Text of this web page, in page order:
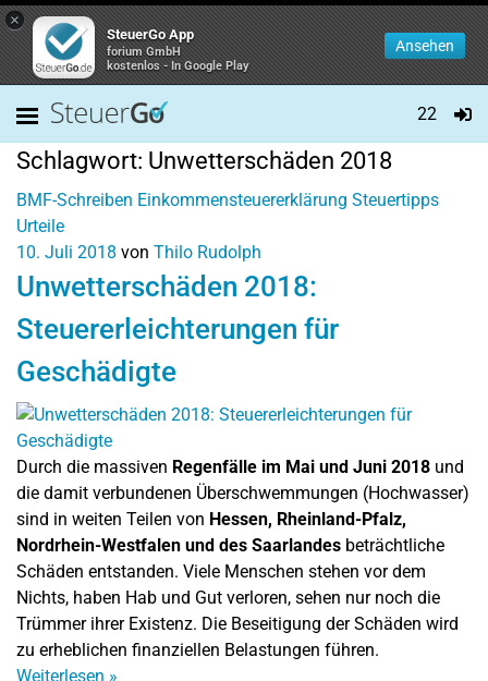
×
SteuerGo App
forium GmbH
kostenlos - In Google Play
Ansehen
22
Schlagwort: Unwetterschäden 2018
BMF-Schreiben Einkommensteuererklärung Steuertipps
Urteile
10. Juli 2018 von Thilo Rudolph
Unwetterschäden 2018:
Steuererleichterungen für
Geschädigte
Durch die massiven Regenfälle im Mai und Juni 2018 und
die damit verbundenen Überschwemmungen (Hochwasser)
sind in weiten Teilen von Hessen, Rheinland-Pfalz,
Nordrhein-Westfalen und des Saarlandes beträchtliche
Schäden entstanden. Viele Menschen stehen vor dem
Nichts, haben Hab und Gut verloren, sehen nur noch die
Trümmer ihrer Existenz. Die Beseitigung der Schäden wird
zu erheblichen finanziellen Belastungen führen.
Weiterlesen »